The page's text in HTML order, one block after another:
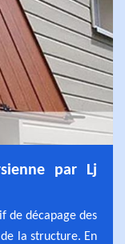
par Lj
de décapage des
la structure. En